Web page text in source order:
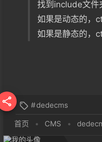
找到include文件
如果是动态的，
如果是静态的，
  #dedecms
首页
• CMS •